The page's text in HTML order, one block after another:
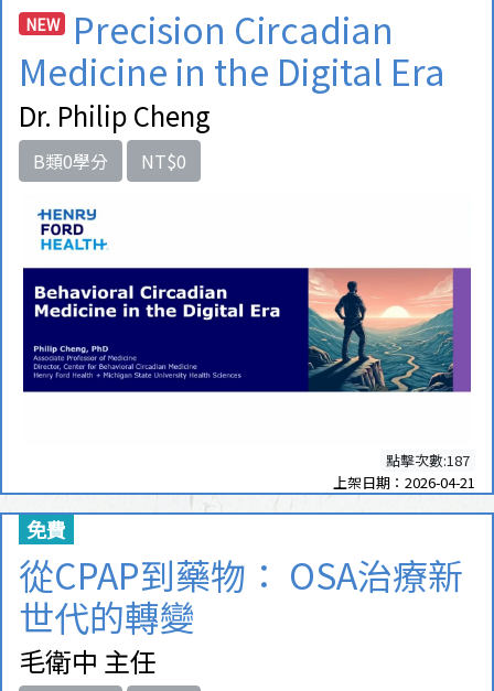
NEW
Precision Circadian
Medicine in the Digital Era
Dr. Philip Cheng
B類0學分 NT$0
點擊次數:187
上架日期：2026-04-21
免費
從CPAP到藥物： OSA治療新
世代的轉變
毛衛中 主任